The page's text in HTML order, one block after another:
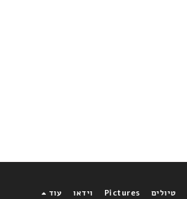
טיולים Pictures וידאו עוד